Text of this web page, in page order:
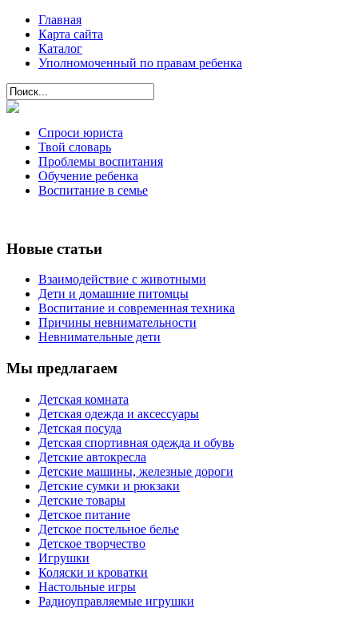
Главная
Карта сайта
Каталог
Уполномоченный по правам ребенка
Спроси юриста
Твой словарь
Проблемы воспитания
Обучение ребенка
Воспитание в семье
Новые статьи
Взаимодействие с животными
Дети и домашние питомцы
Воспитание и современная техника
Причины невнимательности
Невнимательные дети
Мы предлагаем
Детская комната
Детская одежда и аксессуары
Детская посуда
Детская спортивная одежда и обувь
Детские автокресла
Детские машины, железные дороги
Детские сумки и рюкзаки
Детские товары
Детское питание
Детское постельное белье
Детское творчество
Игрушки
Коляски и кроватки
Настольные игры
Радиоуправляемые игрушки